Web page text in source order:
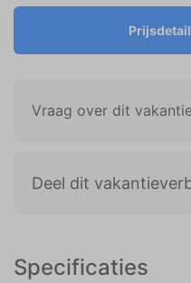
Specificaties
Vraag over dit
Deel dit
weergeven die zijn
voor de individuele